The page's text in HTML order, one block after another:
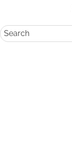
content
Search